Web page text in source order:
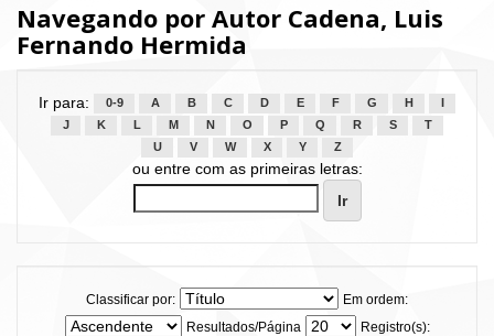
Navegando por Autor Cadena, Luis
Fernando Hermida
Ir para: 0-9 A B C D E F G H
J
K L M N O P Q R S
T
U
V W X Y Z
ou entre com as primeiras letras:
Classificar por:
Em ordem:
Resultados/Página
Registro(s):